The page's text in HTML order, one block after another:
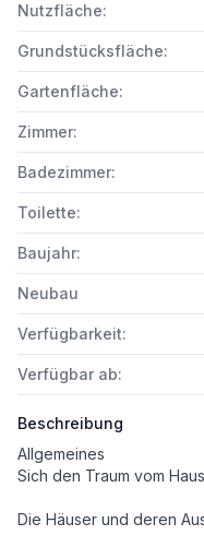
Nutzfläche:
Grundstücksfläche:
Gartenfläche:
Zimmer:
Badezimmer:
Toilette:
Baujahr:
Neubau
Verfügbarkeit:
Verfügbar ab:
Beschreibung
Allgemeines
Sich den Traum vom Haus am See erfüllen und 365 Tage Urlaubsfeeling genießen. Das ist möglich im Sonnenweiher Grafenwörth, ca. 30 Fahrminuten von der Stadtgrenze Wiens entfernt, im Herzen der Region Wagram. Ein nachhaltiges, gut durchdachtes Gesamtkonzept, erstklassige Architektur, hochwertige Ausstattung und viel Grünraum fördern das besondere Lebensgefühl am
Die Häuser und deren